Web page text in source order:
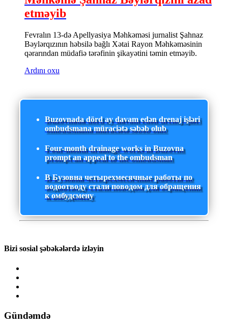
etməyib
Fevralın 13-də Apellyasiya Məhkəməsi jurnalist Şahnaz
Bəylərqızının həbsilə bağlı Xətai Rayon Məhkəməsinin
qərarından müdafiə tərəfinin şikayətini təmin etməyib.
Ardını oxu
Buzovnada dörd ay davam edən drenaj işləri
ombudsmana müraciətə səbəb olub
Four-month drainage works in Buzovna
prompt an appeal to the ombudsman
В Бузовна четырехмесячные работы по
водоотводу стали поводом для обращения
к омбудсмену
Bizi sosial şəbəkələrdə izləyin
Gündəmdə